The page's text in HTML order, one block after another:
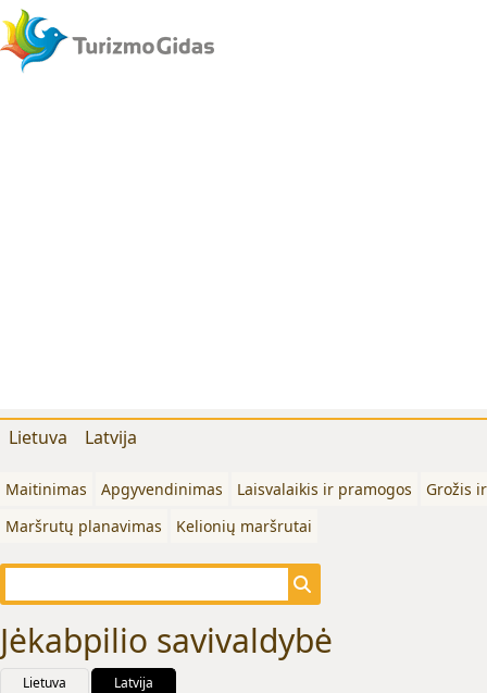
Lietuva Latvija
Maitinimas Apgyvendinimas Laisvalaikis ir pramogos
Grožis
Maršrutų planavimas
Kelionių maršrutai
Jėkabpilio savivaldybė
Lietuva Latvija